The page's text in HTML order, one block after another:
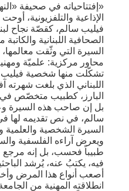
«إفتتاحياته في صحيفة
الإذاعية والتلفزيونية،
فيليب سالم، كقصّة نجاح
الصحافية اللبنانية
السيرة التي وثّقت
محاور مركزية: علميّة
تشكّلت منها شخصية فيليب
اللبناني الذي بلغت شهرته
البارز، كطبيب متخصّص
بل إن صاحب هذه السيرة
سالم، في نص تقديمه لها
السيرة الشخصية والعلمية
ويعرض آراءه الفلسفية
طبيباً فحسب، بل إنه
فيه، يكتبُ عنه، يُرشد
أصعب أنواع هذا المرض
انطلاقته المهنية من